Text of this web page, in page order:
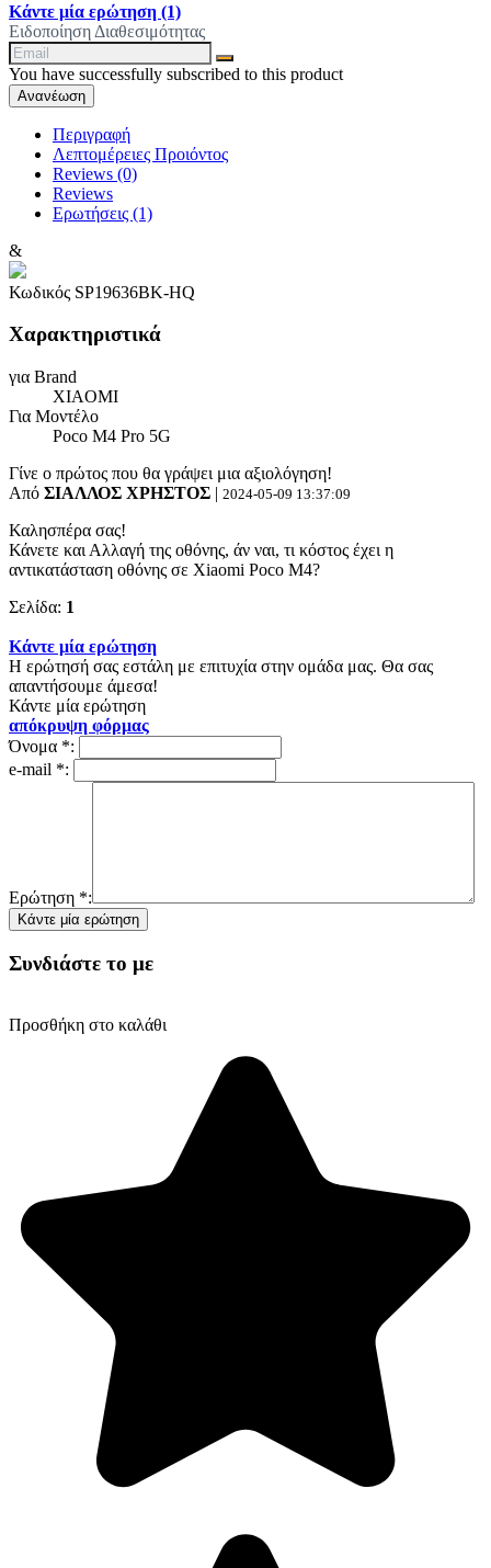
Κάντε μία ερώτηση (1)
Ειδοποίηση Διαθεσιμότητας
You have successfully subscribed to this product
Περιγραφή
Λεπτομέρειες Προιόντος
Reviews (0)
Reviews
Ερωτήσεις (1)
&
Κωδικός SP19636BK-HQ
Χαρακτηριστικά
για Brand
XIAOMI
Για Μοντέλο
Poco M4 Pro 5G
Γίνε ο πρώτος που θα γράψει μια αξιολόγηση!
Από ΣΙΑΛΛΟΣ ΧΡΗΣΤΟΣ | 2024-05-09 13:37:09
Καλησπέρα σας!
Κάνετε και Αλλαγή της οθόνης, άν ναι, τι κόστος έχει η
αντικατάσταση οθόνης σε Xiaomi Poco M4?
Σελίδα: 1
Κάντε μία ερώτηση
Η ερώτησή σας εστάλη με επιτυχία στην ομάδα μας. Θα σας
απαντήσουμε άμεσα!
Κάντε μία ερώτηση
απόκρυψη φόρμας
Όνομα *:
e-mail *:
Ερώτηση *:
Συνδιάστε το με
Προσθήκη στο καλάθι